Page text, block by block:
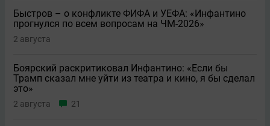
Быстров – о конфликте ФИФА и УЕФА: «Инфантино
прогнулся по всем вопросам на ЧМ-2026»
2 августа
Боярский раскритиковал Инфантино: «Если бы
Трамп сказал мне уйти из театра и кино, я бы сделал
это»
2 августа 21